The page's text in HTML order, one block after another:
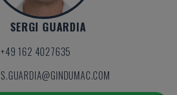
SERGI GUARDIA
+49 162 4027635
S.GUARDIA@GINDUMAC.COM